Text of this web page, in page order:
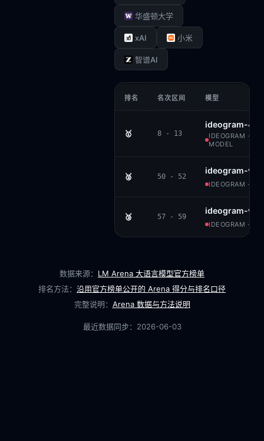
华盛顿大学
xAI 小米
智谱AI
排名 名次区间 模型
🥇 8 - 13
ideogram-
IDEOGRAM ·
MODEL
🥈 50 - 52
ideogram-
IDEOGRAM ·
🥉 57 - 59
ideogram-v2
IDEOGRAM ·
数据来源： LM Arena 大语言模型官方榜单
排名方法： 沿用官方榜单公开的 Arena 得分与排名口径
完整说明： Arena 数据与方法说明
最近数据同步： 2026-06-03